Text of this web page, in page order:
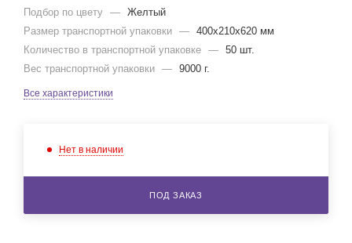
Подбор по цвету — Желтый
Размер транспортной упаковки — 400x210x620 мм
Количество в транспортной упаковке — 50 шт.
Вес транспортной упаковки — 9000 г.
Все характеристики
Нет в наличии
ПОД ЗАКАЗ